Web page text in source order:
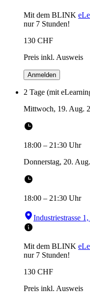
Mit dem BLINK
nur 7 Stunden!
130 CHF
Preis inkl. Ausweis
Anmelden
2 Tage (mit
Mittwoch, 19. Aug.
18:00 – 21:30 Uhr
Donnerstag, 20.
18:00 – 21:30 Uhr
Industriestrasse
Mit dem BLINK
nur 7 Stunden!
130 CHF
Preis inkl. Ausweis